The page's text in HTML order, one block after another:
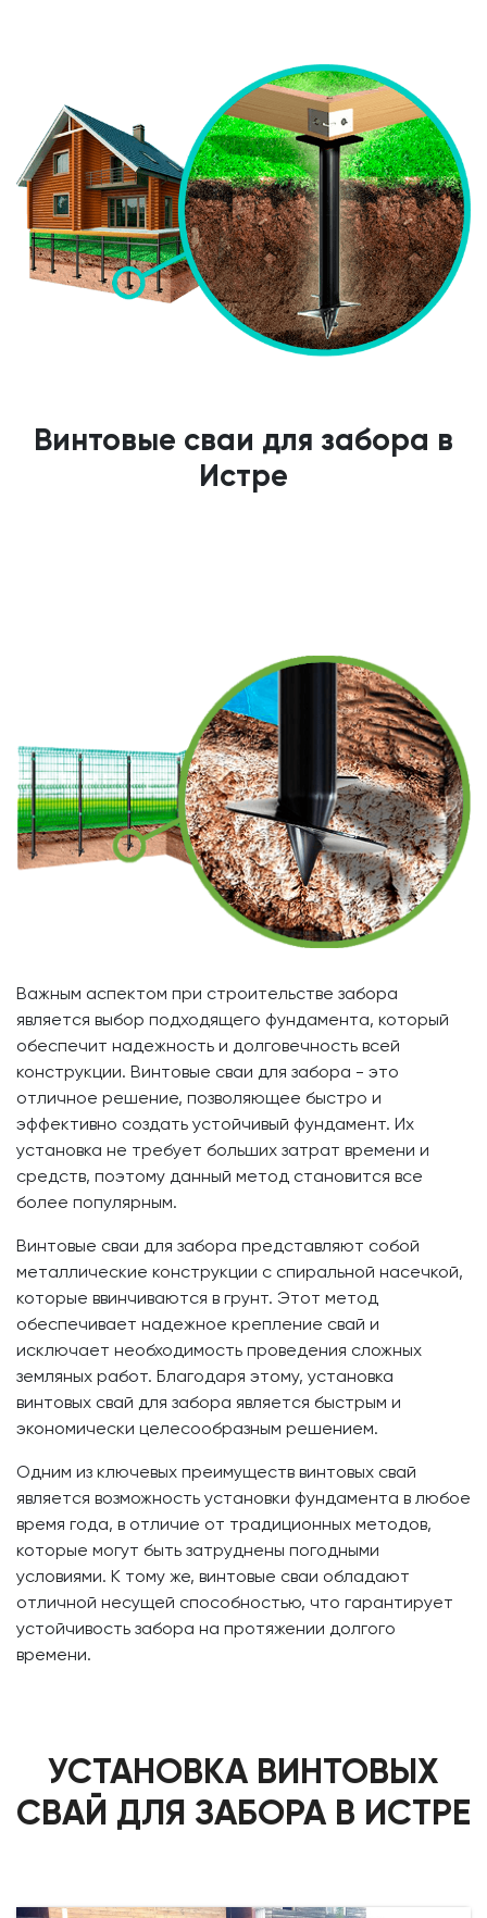
Винтовые сваи для забора в
Истре
Важным аспектом при строительстве забора
является выбор подходящего фундамента, который
обеспечит надежность и долговечность всей
конструкции. Винтовые сваи для забора - это
отличное решение, позволяющее быстро и
эффективно создать устойчивый фундамент. Их
установка не требует больших затрат времени и
средств, поэтому данный метод становится все
более популярным.
Винтовые сваи для забора представляют собой
металлические конструкции с спиральной насечкой,
которые ввинчиваются в грунт. Этот метод
обеспечивает надежное крепление свай и
исключает необходимость проведения сложных
земляных работ. Благодаря этому, установка
винтовых свай для забора является быстрым и
экономически целесообразным решением.
Одним из ключевых преимуществ винтовых свай
является возможность установки фундамента в любое
время года, в отличие от традиционных методов,
которые могут быть затруднены погодными
условиями. К тому же, винтовые сваи обладают
отличной несущей способностью, что гарантирует
устойчивость забора на протяжении долгого
времени.
УСТАНОВКА ВИНТОВЫХ
СВАЙ ДЛЯ ЗАБОРА В ИСТРЕ